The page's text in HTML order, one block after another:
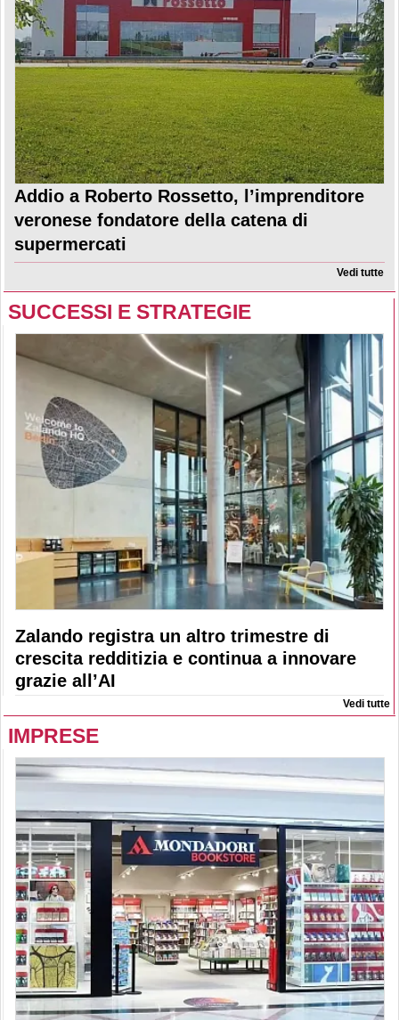
Addio a Roberto Rossetto, l’imprenditore
veronese fondatore della catena di
supermercati
Vedi tutte
SUCCESSI E STRATEGIE
Zalando registra un altro trimestre di
crescita redditizia e continua a innovare
grazie all’AI
Vedi tutte
IMPRESE